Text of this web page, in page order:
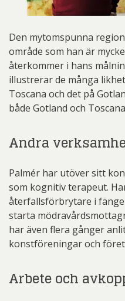
Den mytomspunna
område som han är
återkommer i hans
illustrerar de många
Toscana och det på
både Gotland och
Andra
Palmér har utöver sitt
som kognitiv terapeut.
återfallsförbrytare i
starta
har även flera gånger
konstföreningar och
Arbete och